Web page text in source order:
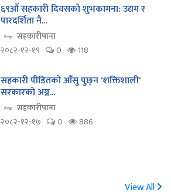
६९औँ सहकारी दिवसको शुभकामना: उद्यम र
पारदर्शिता नै...
सहकारीपाना
२०८२-१२-१९
0 118
सहकारी पीडितको आँसु पुछ्न 'शक्तिशाली'
सरकारको अग्न...
सहकारीपाना
२०८२-१२-१७
0 886
View All